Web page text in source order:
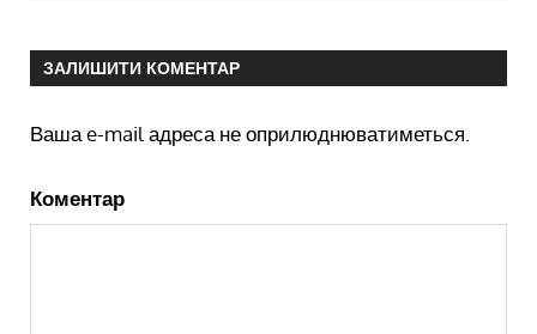
ЗАЛИШИТИ КОМЕНТАР
Ваша e-mail адреса не оприлюднюватиметься.
Коментар